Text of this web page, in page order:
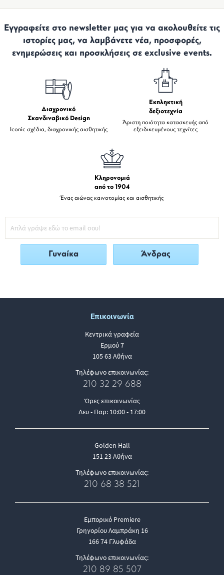
Εγγραφείτε στο newsletter μας για να ακολουθείτε τις
ιστορίες μας, να λαμβάνετε νέα, προσφορές,
ενημερώσεις και προσκλήσεις σε exclusive events.
Διαχρονικό
Σκανδιναβικό Design
Iconic σχέδια, διαχρονικής αισθητικής
Εκπληκτική
δεξιοτεχνία
Άριστη ποιότητα κατασκευής από
εξειδικευμένους τεχνίτες
Κληρονομιά
από το 1904
Ένας αιώνας καινοτομίας και αισθητικής
Γυναίκα Άνδρας
Επικοινωνία
Κεντρικά γραφεία
Ερμού 7
105 63 Αθήνα
Τηλέφωνο επικοινωνίας:
210 32 29 688
Ώρες επικοινωνίας
Δευ - Παρ: 10:00 - 17:00
Golden Hall
151 23 Αθήνα
Τηλέφωνο επικοινωνίας:
210 68 38 521
Εμπορικό Premiere
Γρηγορίου Λαμπράκη 16
166 74 Γλυφάδα
Τηλέφωνο επικοινωνίας:
210 89 85 507